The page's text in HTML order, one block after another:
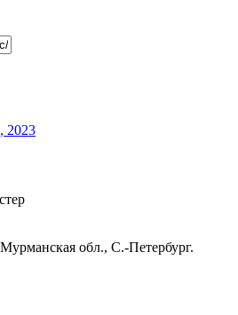
2023
обл., С.-Петербург.